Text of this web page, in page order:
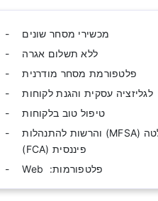
מכשירי מסחר שונים
ללא תשלום אגרה
פלטפורמת מסחר מודרנית
לגליזציה עסקית והגנת לקוחות
טיפול טוב בלקוחות
מוסדר על ידי הרשות לשירותים פיננסיים של מלטה (MFSA) והרשות להתנהלות
פיננסית (FCA)
פלטפורמות: ‫ Web